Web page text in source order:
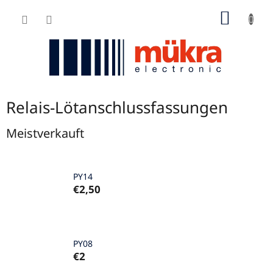
Inhalt
Relais-Lötanschlussfassungen
Meistverkauft
PY14
€2,50
PY08
€2